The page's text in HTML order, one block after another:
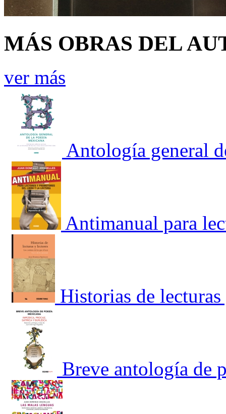
MÁS OBRAS DEL
ver más
Antología general
Antimanual para
Historias de
Breve antología de